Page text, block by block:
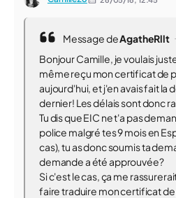
Message deAgatheRllt
Bonjour Camille, je voulais
même reçu mon certificat de
aujourd'hui, et j'en avais fait la
dernier! Les délais sont donc
Tu dis que EIC ne t'a pas
police malgré tes 9 mois en
cas), tu as donc soumis ta
demande a été approuvée?
Si c'est le cas, ça me
faire traduire mon certificat